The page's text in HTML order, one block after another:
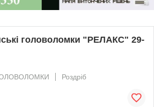
головоломки "РЕЛАКС" 29-
Роздріб